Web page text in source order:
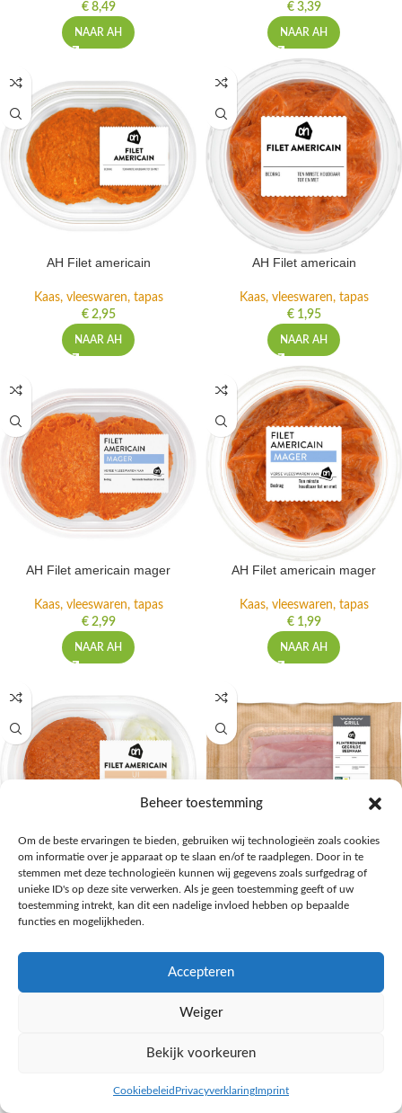
Beheer toestemming
Om de beste ervaringen te bieden, gebruiken wij technologieën zoals cookies
om informatie over je apparaat op te slaan en/of te raadplegen. Door in te
stemmen met deze technologieën kunnen wij gegevens zoals surfgedrag of
unieke ID's op deze site verwerken. Als je geen toestemming geeft of uw
toestemming intrekt, kan dit een nadelige invloed hebben op bepaalde
functies en mogelijkheden.
Accepteren
Weiger
Bekijk voorkeuren
Cookiebeleid PrivacyverklaringImprint
€8,49
NAAR AH
€3,39
NAAR AH
AH Filet americain
Kaas, vleeswaren, tapas
€2,95
NAAR AH
AH Filet americain
Kaas, vleeswaren, tapas
€1,95
NAAR AH
AH Filet americain mager
Kaas, vleeswaren, tapas
€2,99
NAAR AH
AH Filet americain mager
Kaas, vleeswaren, tapas
€1,99
NAAR AH
AH Filet americain met ui
Kaas, vleeswaren, tapas
€2,99
NAAR AH
AH Flinterdunne gegrilde
beenham